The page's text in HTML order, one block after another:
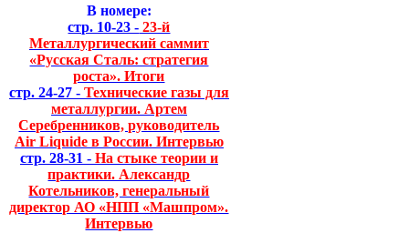
В номере:
стр. 10-23 - 23-й
Металлургический саммит
«Русская Сталь: стратегия
роста». Итоги
стр. 24-27 - Технические газы для
металлургии. Артем
Серебренников, руководитель
Air Liquide в России. Интервью
стр. 28-31 - На стыке теории и
практики. Александр
Котельников, генеральный
директор АО «НПП «Машпром».
Интервью